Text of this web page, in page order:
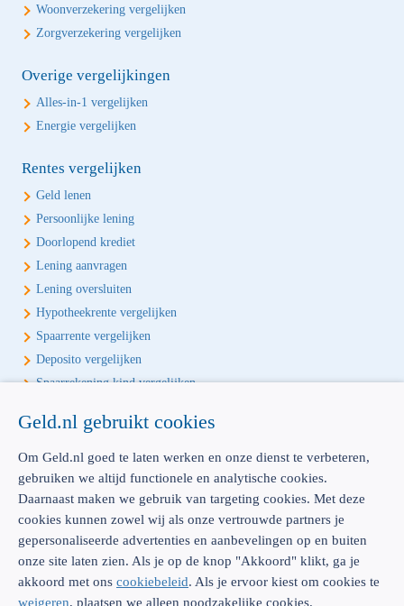
Woonverzekering vergelijken
Zorgverzekering vergelijken
Overige vergelijkingen
Alles-in-1 vergelijken
Energie vergelijken
Rentes vergelijken
Geld lenen
Persoonlijke lening
Doorlopend krediet
Lening aanvragen
Lening oversluiten
Hypotheekrente vergelijken
Spaarrente vergelijken
Deposito vergelijken
Spaarrekening kind vergelijken
Écht onafhankelijk vergelijken
Geld.nl is de écht onafhankelijke vergelijker voor je verzekeringen en
bankproducten. Vergelijk, kies het beste product voor jou en betaal
geen euro te veel!
AFM: 12039914 300.014480
Geld.nl gebruikt cookies
Om Geld.nl goed te laten werken en onze dienst te verbeteren,
gebruiken we altijd functionele en analytische cookies.
Daarnaast maken we gebruik van targeting cookies. Met deze
cookies kunnen zowel wij als onze vertrouwde partners je
gepersonaliseerde advertenties en aanbevelingen op en buiten
onze site laten zien. Als je op de knop "Akkoord" klikt, ga je
akkoord met ons cookiebeleid. Als je ervoor kiest om cookies te
weigeren, plaatsen we alleen noodzakelijke cookies.